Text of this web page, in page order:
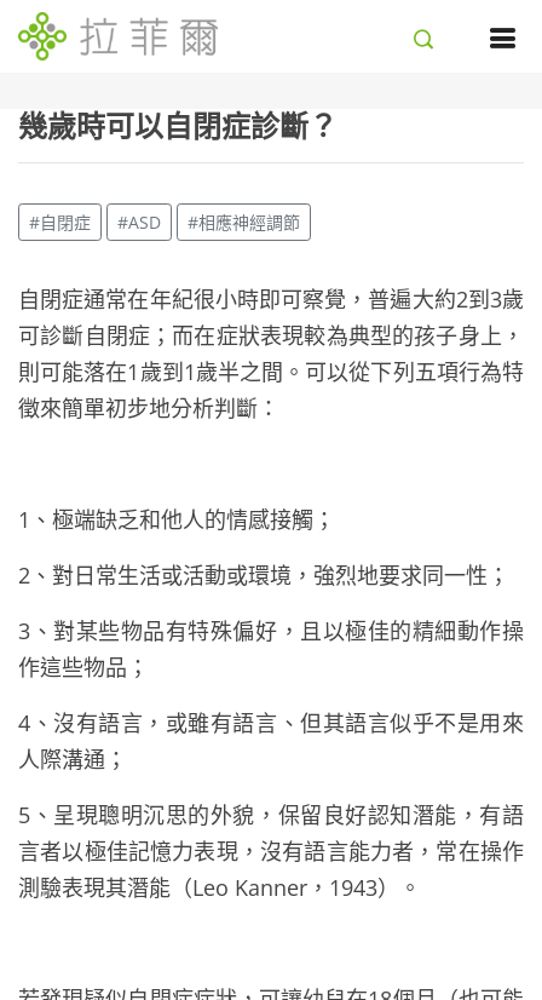
幾歲時可以自閉症診斷？
#自閉症 #ASD #相應神經調節
自閉症通常在年紀很小時即可察覺，普遍大約2到3歲
可診斷自閉症；而在症狀表現較為典型的孩子身上，
則可能落在1歲到1歲半之間。可以從下列五項行為特
徵來簡單初步地分析判斷：
1、極端缺乏和他人的情感接觸；
2、對日常生活或活動或環境，強烈地要求同一性；
3、對某些物品有特殊偏好，且以極佳的精細動作操
作這些物品；
4、沒有語言，或雖有語言、但其語言似乎不是用來
人際溝通；
5、呈現聰明沉思的外貌，保留良好認知潛能，有語
言者以極佳記憶力表現，沒有語言能力者，常在操作
測驗表現其潛能（Leo Kanner，1943）。